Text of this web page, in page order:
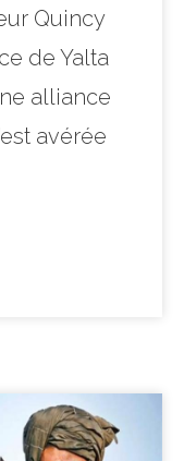
Quincy
de Yalta
alliance
avérée